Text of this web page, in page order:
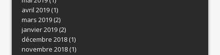
avril 2019(1)
mars 2019(2)
janvier 2019(2)
décembre 2018(1)
novembre 2018(1)